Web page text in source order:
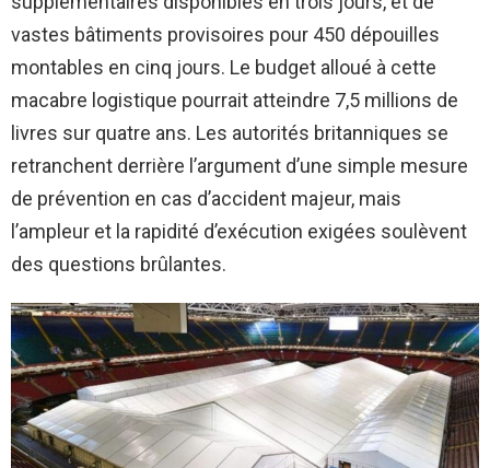
vastes bâtiments provisoires pour 450 dépouilles
montables en cinq jours. Le budget alloué à cette
macabre logistique pourrait atteindre 7,5 millions de
livres sur quatre ans. Les autorités britanniques se
retranchent derrière l’argument d’une simple mesure
de prévention en cas d’accident majeur, mais
l’ampleur et la rapidité d’exécution exigées soulèvent
des questions brûlantes.